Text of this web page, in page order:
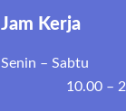
Jam Kerja
Senin
10.00 –